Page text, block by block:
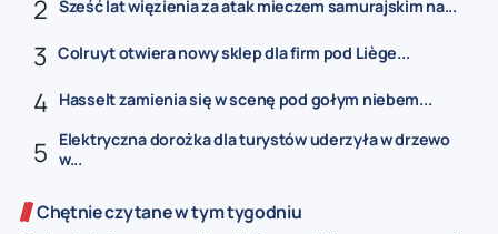
Sześć lat więzienia za atak mieczem samurajskim na...
Colruyt otwiera nowy sklep dla firm pod Liège...
Hasselt zamienia się w scenę pod gołym niebem...
Elektryczna dorożka dla turystów uderzyła w drzewo
w...
Chętnie czytane w tym tygodniu